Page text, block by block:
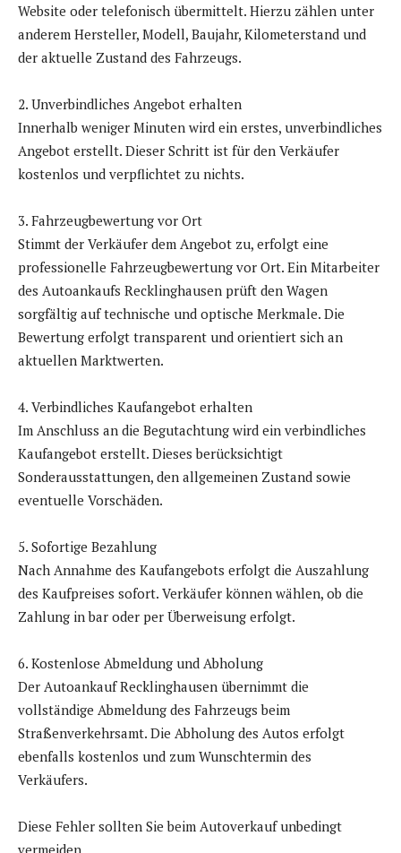
Website oder telefonisch übermittelt. Hierzu zählen unter
anderem Hersteller, Modell, Baujahr, Kilometerstand und
der aktuelle Zustand des Fahrzeugs.
2. Unverbindliches Angebot erhalten
Innerhalb weniger Minuten wird ein erstes, unverbindliches
Angebot erstellt. Dieser Schritt ist für den Verkäufer
kostenlos und verpflichtet zu nichts.
3. Fahrzeugbewertung vor Ort
Stimmt der Verkäufer dem Angebot zu, erfolgt eine
professionelle Fahrzeugbewertung vor Ort. Ein Mitarbeiter
des Autoankaufs Recklinghausen prüft den Wagen
sorgfältig auf technische und optische Merkmale. Die
Bewertung erfolgt transparent und orientiert sich an
aktuellen Marktwerten.
4. Verbindliches Kaufangebot erhalten
Im Anschluss an die Begutachtung wird ein verbindliches
Kaufangebot erstellt. Dieses berücksichtigt
Sonderausstattungen, den allgemeinen Zustand sowie
eventuelle Vorschäden.
5. Sofortige Bezahlung
Nach Annahme des Kaufangebots erfolgt die Auszahlung
des Kaufpreises sofort. Verkäufer können wählen, ob die
Zahlung in bar oder per Überweisung erfolgt.
6. Kostenlose Abmeldung und Abholung
Der Autoankauf Recklinghausen übernimmt die
vollständige Abmeldung des Fahrzeugs beim
Straßenverkehrsamt. Die Abholung des Autos erfolgt
ebenfalls kostenlos und zum Wunschtermin des
Verkäufers.
Diese Fehler sollten Sie beim Autoverkauf unbedingt
vermeiden